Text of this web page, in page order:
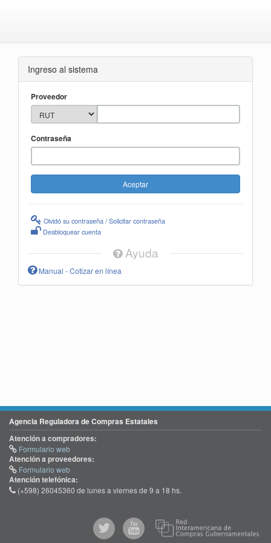
Ingreso al sistema
Proveedor
Contraseña
Olvidó su contraseña / Solicitar contraseña
Desbloquear cuenta
Ayuda
Manual - Cotizar en línea
Agencia Reguladora de Compras Estatales
Atención a compradores:
Formulario web
Atención a proveedores:
Formulario web
Atención telefónica:
(+598) 26045360 de lunes a viernes de 9 a 18 hs.
@comprasgubuy
ACCE